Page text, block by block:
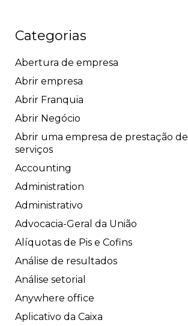
Categorias
Abertura de empresa
Abrir empresa
Abrir Franquia
Abrir Negócio
Abrir uma empresa de prestação de
serviços
Accounting
Administration
Administrativo
Advocacia-Geral da União
Alíquotas de Pis e Cofins
Análise de resultados
Análise setorial
Anywhere office
Aplicativo da Caixa